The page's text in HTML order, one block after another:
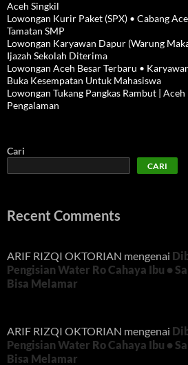
Aceh Singkil
Lowongan Kurir Paket (SPX) • Cabang
Tamatan SMP
Lowongan Karyawan Dapur (Warung
Ijazah Sekolah Diterima
Lowongan Aceh Besar Terbaru •
Buka Kesempatan Untuk Mahasiswa
Lowongan Tukang Pangkas Rambut |
Pengalaman
Cari
CARI
Recent Comments
ARIF RIZQI OKTORIAN mengenai
Pengisian Water Ro Cahaya Ibu •
Bisa Melamar
ARIF RIZQI OKTORIAN mengenai
Pengisian Water Ro Cahaya Ibu •
Bisa Melamar